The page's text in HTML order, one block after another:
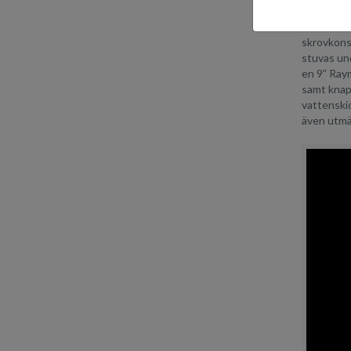
Hawk
stuvas
en 9”
samt
även